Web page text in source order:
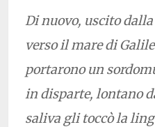
Di nuovo, uscito
verso il mare di
portarono un
in disparte, lontano
saliva gli toccò la